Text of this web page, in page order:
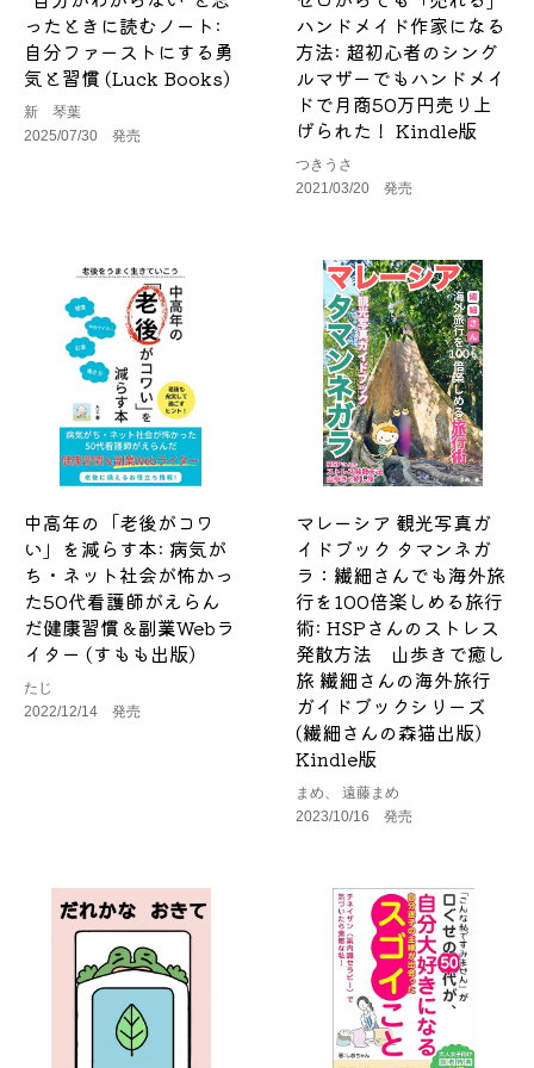
ったときに読むノート:
自分ファーストにする勇
気と習慣 (Luck Books)
新 琴葉
2025/07/30 発売
ハンドメイド作家になる
方法: 超初心者のシング
ルマザーでもハンドメイ
ドで月商50万円売り上
げられた！ Kindle版
つきうさ
2021/03/20 発売
中高年の「老後がコワ
い」を減らす本: 病気が
ち・ネット社会が怖かっ
た50代看護師がえらん
だ健康習慣＆副業Webラ
イター (すもも出版)
たじ
2022/12/14 発売
マレーシア 観光写真ガ
イドブック タマンネガ
ラ：繊細さんでも海外旅
行を100倍楽しめる旅行
術: HSPさんのストレス
発散方法 山歩きで癒し
旅 繊細さんの海外旅行
ガイドブックシリーズ
(繊細さんの森猫出版)
Kindle版
まめ、 遠藤まめ
2023/10/16 発売